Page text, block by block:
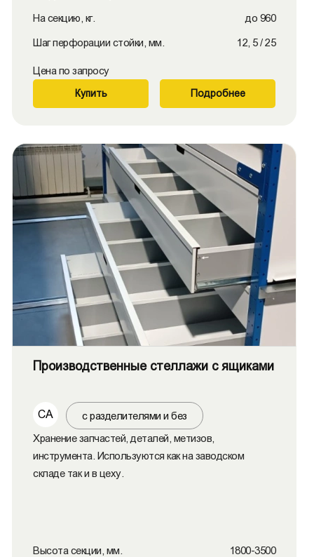
На секцию, кг. до 960
Шаг перфорации стойки, мм. 12, 5 / 25
Цена по запросу
Купить Подробнее
Производственные стеллажи с ящиками
СА
с разделителями и без
Хранение запчастей, деталей, метизов,
инструмента. Используются как на заводском
складе так и в цеху.
Высота секции, мм. 1800-3500